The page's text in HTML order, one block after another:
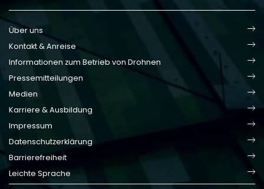
Über uns
Kontakt & Anreise
Informationen zum Betrieb von Drohnen
Pressemitteilungen
Medien
Karriere & Ausbildung
Impressum
Datenschutzerklärung
Barrierefreiheit
Leichte Sprache